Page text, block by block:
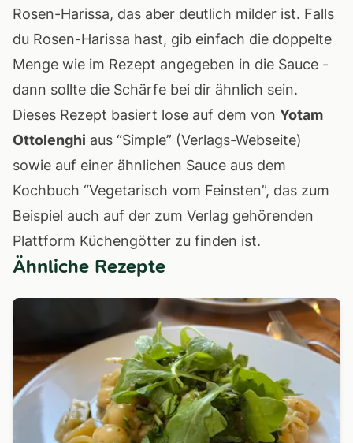
Rosen-Harissa, das aber deutlich milder ist. Falls
du Rosen-Harissa hast, gib einfach die doppelte
Menge wie im Rezept angegeben in die Sauce -
dann sollte die Schärfe bei dir ähnlich sein.
Dieses Rezept basiert lose auf dem von Yotam
Ottolenghi aus “Simple” (Verlags-Webseite)
sowie auf einer ähnlichen Sauce aus dem
Kochbuch “Vegetarisch vom Feinsten”, das zum
Beispiel auch auf der zum Verlag gehörenden
Plattform Küchengötter zu finden ist.
Ähnliche Rezepte